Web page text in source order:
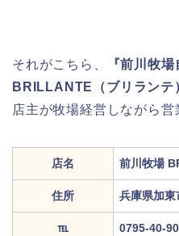
それがこちら、
『前川牧
BRILLANTE（ブリランテ
店主が牧場経営しながら営
店名 前川牧場
住所 兵庫県加
℡ 0795-40-